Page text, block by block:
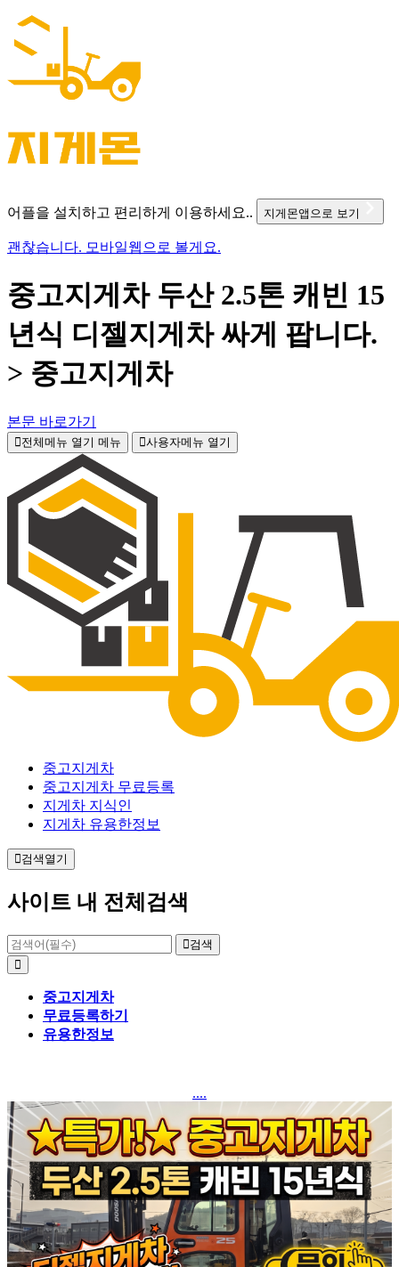
어플을 설치하고 편리하게 이용하세요.. 지게몬앱으로 보기
괜찮습니다. 모바일웹으로 볼게요.
중고지게차 두산 2.5톤 캐빈 15
년식 디젤지게차 싸게 팝니다.
> 중고지게차
본문 바로가기
전체메뉴 열기 메뉴 사용자메뉴 열기
중고지게차
중고지게차 무료등록
지게차 지식인
지게차 유용한정보
검색열기
사이트 내 전체검색
검색
중고지게차
무료등록하기
유용한정보
....